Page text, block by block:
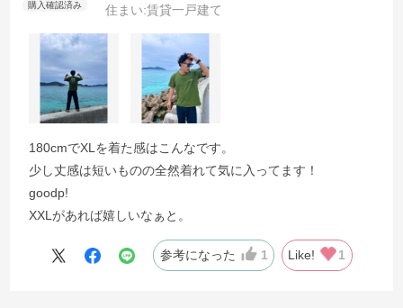
住まい:賃貸一戸建て
180cmでXLを着た感はこんなです。
少し丈感は短いものの全然着れて気に入ってます！
goodp!
XXLがあれば嬉しいなぁと。
参考になった 1 Like! 1